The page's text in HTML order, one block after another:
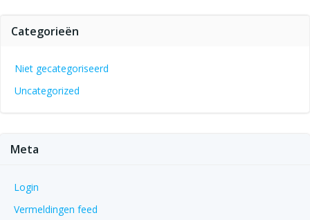
Categorieën
Niet gecategoriseerd
Uncategorized
Meta
Login
Vermeldingen feed